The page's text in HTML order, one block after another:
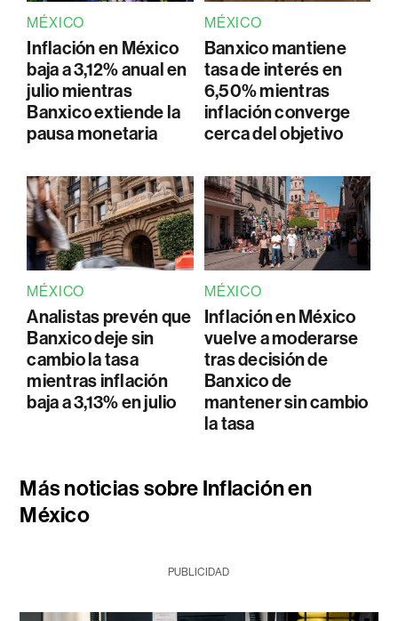
MÉXICO
Inflación en México
baja a 3,12% anual en
julio mientras
Banxico extiende la
pausa monetaria
MÉXICO
Banxico mantiene
tasa de interés en
6,50% mientras
inflación converge
cerca del objetivo
MÉXICO
Analistas prevén que
Banxico deje sin
cambio la tasa
mientras inflación
baja a 3,13% en julio
MÉXICO
Inflación en México
vuelve a moderarse
tras decisión de
Banxico de
mantener sin cambio
la tasa
Más noticias sobre Inflación en
México
PUBLICIDAD